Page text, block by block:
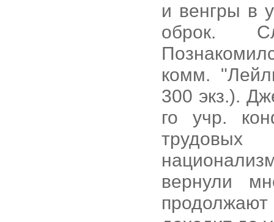
и венгры в
оброк.
комм.
300 экз.).
го учр.
вернули